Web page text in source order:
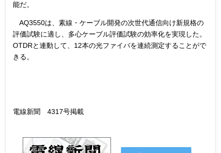
能だ。
AQ3550は、素線・ケーブル開発の次世代通信向け新規格の
評価試験に適し、多心ケーブル評価試験の効率化を実現した。
OTDRと連動して、12本の光ファイバを連続測定することがで
きる。
電線新聞 4317号掲載